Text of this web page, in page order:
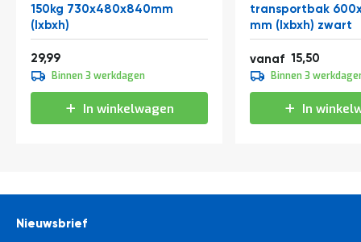
150kg 730x480x840mm
(lxbxh)
29,99
Binnen 3 werkdagen
In winkelwagen
transportbak
mm (lxbxh) zwart
vanaf 15,50
18,76
17,20
20,81
Binnen 3
In
Nieuwsbrief